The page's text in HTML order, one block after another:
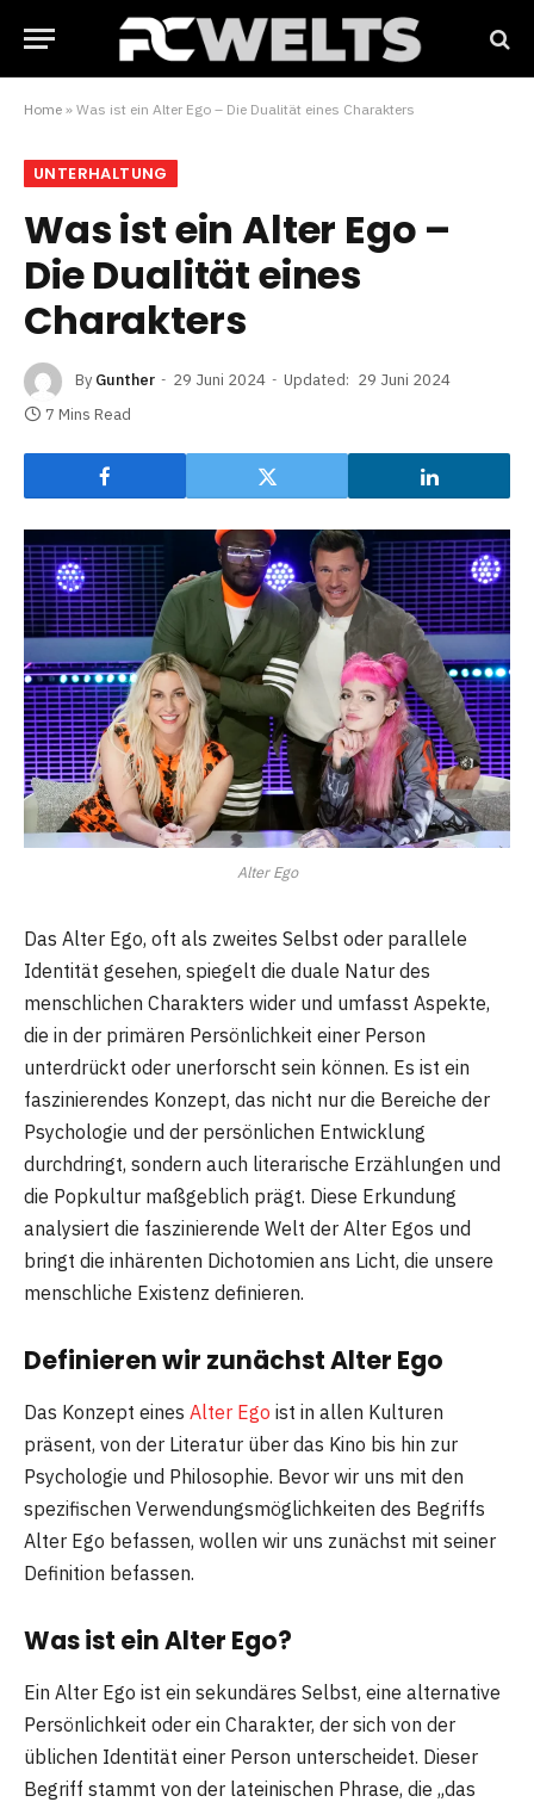
Home » Was ist ein Alter Ego – Die Dualität eines Charakters
UNTERHALTUNG
Was ist ein Alter Ego –
Die Dualität eines
Charakters
By Gunther 29 Juni 2024 Updated: 29 Juni 2024
7 Mins Read
Alter Ego
Das Alter Ego, oft als zweites Selbst oder parallele
Identität gesehen, spiegelt die duale Natur des
menschlichen Charakters wider und umfasst Aspekte,
die in der primären Persönlichkeit einer Person
unterdrückt oder unerforscht sein können. Es ist ein
faszinierendes Konzept, das nicht nur die Bereiche der
Psychologie und der persönlichen Entwicklung
durchdringt, sondern auch literarische Erzählungen und
die Popkultur maßgeblich prägt. Diese Erkundung
analysiert die faszinierende Welt der Alter Egos und
bringt die inhärenten Dichotomien ans Licht, die unsere
menschliche Existenz definieren.
Definieren wir zunächst Alter Ego
Das Konzept eines Alter Ego ist in allen Kulturen
präsent, von der Literatur über das Kino bis hin zur
Psychologie und Philosophie. Bevor wir uns mit den
spezifischen Verwendungsmöglichkeiten des Begriffs
Alter Ego befassen, wollen wir uns zunächst mit seiner
Definition befassen.
Was ist ein Alter Ego?
Ein Alter Ego ist ein sekundäres Selbst, eine alternative
Persönlichkeit oder ein Charakter, der sich von der
üblichen Identität einer Person unterscheidet. Dieser
Begriff stammt von der lateinischen Phrase, die „das